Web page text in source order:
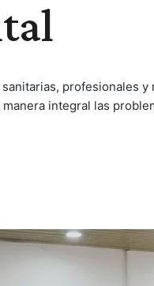
profesionales
integral las